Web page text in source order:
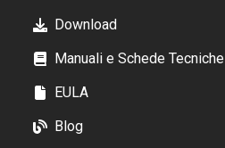
Download
Manuali e Schede Tecniche
EULA
Blog